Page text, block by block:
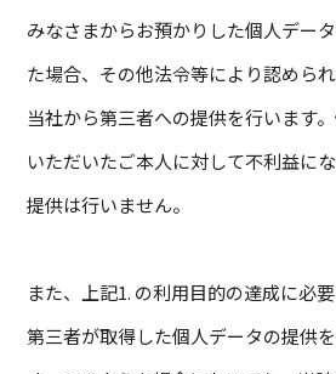
みなさまからお預かりした個人デー
た場合、その他法令等により認められ
当社から第三者への提供を行います
いただいたご本人に対して不利益に
提供は行いません。
また、上記1. の利用目的の達成に必
第三者が取得した個人データの提供